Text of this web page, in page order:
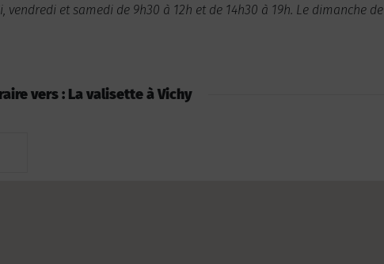
vendredi et samedi de 9h30 à 12h et de 14h30 à 19h. Le dimanche de
vers : La valisette à Vichy